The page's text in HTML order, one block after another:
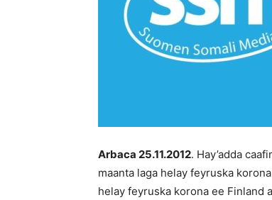
Arbaca 25.11.2012. Hay’adda
maanta laga helay feyruska korona
helay feyruska korona ee Finland